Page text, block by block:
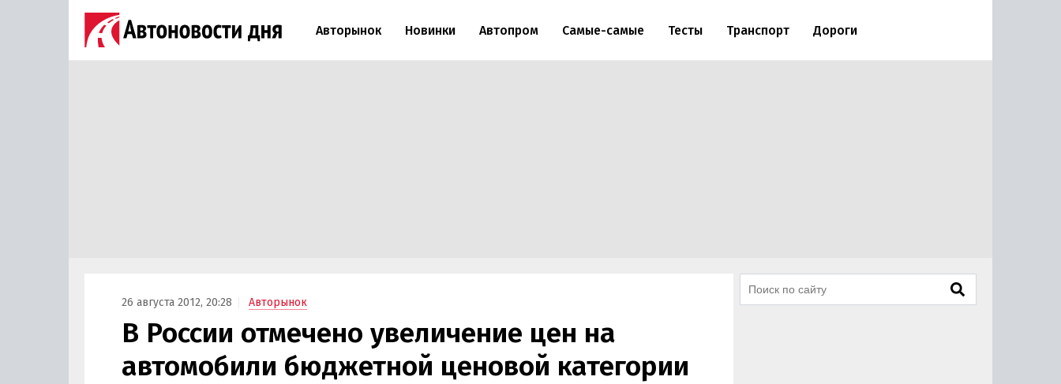
Авторынок Новинки Автопром Самые-самые Тесты Транспорт Дороги
26 августа 2012, 20:28 Авторынок
В России отмечено увеличение цен на
автомобили бюджетной ценовой категории